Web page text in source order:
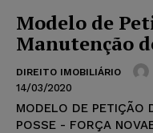
Modelo de
Manutenção
DIREITO IMOBILIÁRIO
14/03/2020
MODELO DE PETIÇÃO
POSSE - FORÇA